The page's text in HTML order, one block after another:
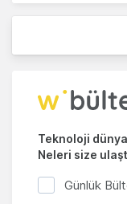
Teknoloji
Neleri size
Günlük